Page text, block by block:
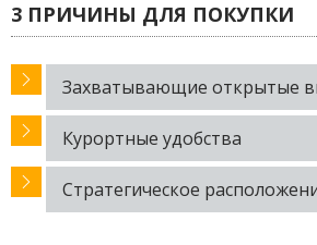
3 ПРИЧИНЫ ДЛЯ ПОКУПКИ
Захватывающие открытые
Курортные удобства
Стратегическое